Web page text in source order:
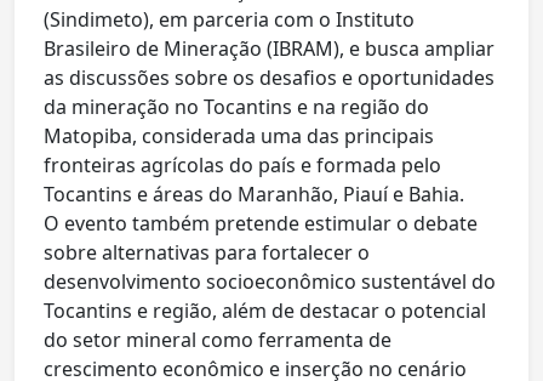
(Sindimeto), em parceria com o Instituto
Brasileiro de Mineração (IBRAM), e busca ampliar
as discussões sobre os desafios e oportunidades
da mineração no Tocantins e na região do
Matopiba, considerada uma das principais
fronteiras agrícolas do país e formada pelo
Tocantins e áreas do Maranhão, Piauí e Bahia.
O evento também pretende estimular o debate
sobre alternativas para fortalecer o
desenvolvimento socioeconômico sustentável do
Tocantins e região, além de destacar o potencial
do setor mineral como ferramenta de
crescimento econômico e inserção no cenário